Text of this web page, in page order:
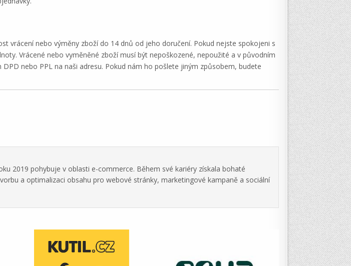
vrácení nebo výměny zboží do 14 dnů od jeho doručení. Pokud nejste spokojeni s
Vrácené nebo vyměněné zboží musí být nepoškozené, nepoužité a v původním
nebo PPL na naši adresu. Pokud nám ho pošlete jiným způsobem, budete
2019 pohybuje v oblasti e-commerce. Během své kariéry získala bohaté
a optimalizaci obsahu pro webové stránky, marketingové kampaně a sociální